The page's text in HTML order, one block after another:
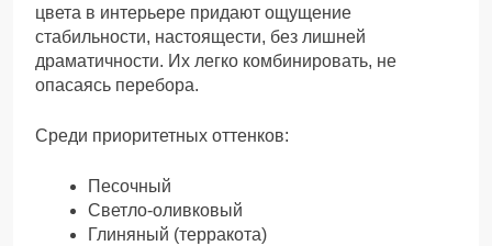
цвета в интерьере придают ощущение
стабильности, настоящести, без лишней
драматичности. Их легко комбинировать, не
опасаясь перебора.
Среди приоритетных оттенков:
Песочный
Светло-оливковый
Глиняный (терракота)